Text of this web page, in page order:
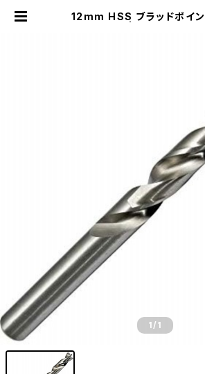
12mm HSS ブラッドポイ
1 /1